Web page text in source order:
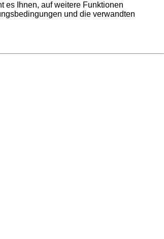
es Ihnen, auf weitere Funktionen
und die verwandten